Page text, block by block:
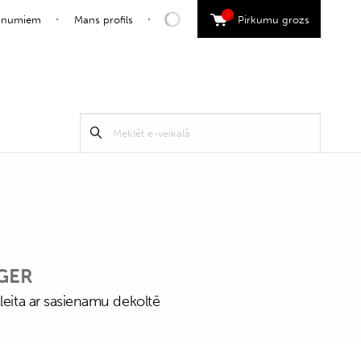
Mans profils Pirkumu grozs
0
Meklēt
ar sasienamu dekoltē